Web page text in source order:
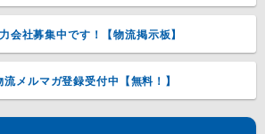
会社募集中です！【物流掲示板】
流メルマガ登録受付中【無料！】